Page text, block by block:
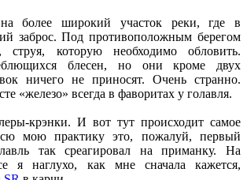
более широкий участок реки, где в
заброс. Под противоположным берегом
струя, которую необходимо обловить.
блесен, но они кроме двух
ничего не приносят. Очень странно.
«железо» всегда в фаворитах у голавля.
крэнки. И вот тут происходит самое
мою практику это, пожалуй, первый
так среагировал на приманку. На
я наглухо, как мне сначала кажется,